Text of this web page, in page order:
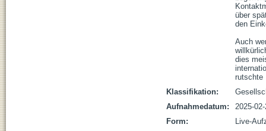
über
den
Auch
dies
rutschte
Klassifikation:
Aufnahmedatum:
2025-
Form:
Live-